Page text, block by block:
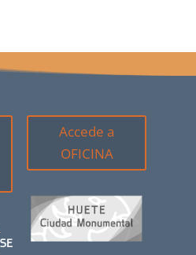
Accede a
OFICINA